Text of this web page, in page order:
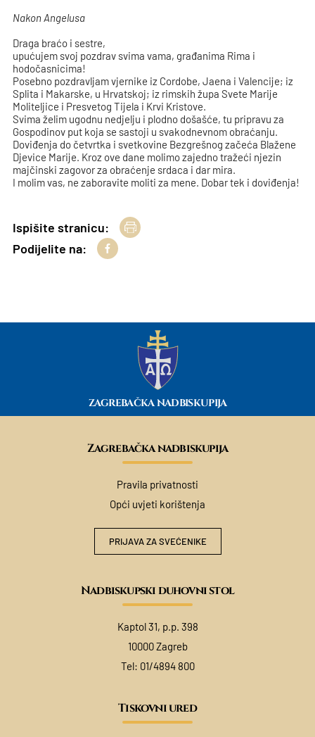
Nakon Angelusa
Draga braćo i sestre,
upućujem svoj pozdrav svima vama, građanima Rima i
hodočasnicima!
Posebno pozdravljam vjernike iz Cordobe, Jaena i Valencije; iz
Splita i Makarske, u Hrvatskoj; iz rimskih župa Svete Marije
Moliteljice i Presvetog Tijela i Krvi Kristove.
Svima želim ugodnu nedjelju i plodno došašće, tu pripravu za
Gospodinov put koja se sastoji u svakodnevnom obraćanju.
Doviđenja do četvrtka i svetkovine Bezgrešnog začeća Blažene
Djevice Marije. Kroz ove dane molimo zajedno tražeći njezin
majčinski zagovor za obraćenje srdaca i dar mira.
I molim vas, ne zaboravite moliti za mene. Dobar tek i doviđenja!
Ispišite stranicu:
Podijelite na:
ZAGREBAČKA NADBISKUPIJA
Zagrebačka nadbiskupija
Pravila privatnosti
Opći uvjeti korištenja
PRIJAVA ZA SVEĆENIKE
Nadbiskupski duhovni stol
Kaptol 31, p.p. 398
10000 Zagreb
Tel: 01/4894 800
Tiskovni ured